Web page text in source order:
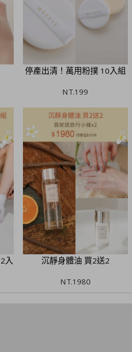
停產出清！萬用粉撲 10入組
NT.199
入
沉靜身體油 買2送2
NT.1980